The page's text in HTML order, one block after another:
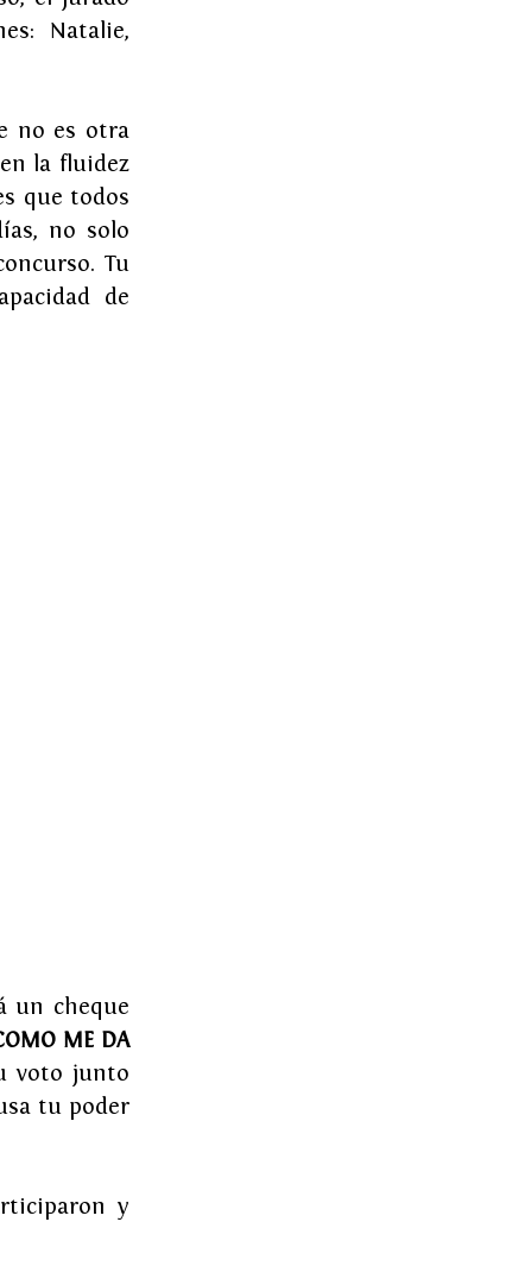
Natalie,
no es otra
la fluidez
que todos
no solo
Tu
de
un cheque
ME DA
voto junto
tu poder
y